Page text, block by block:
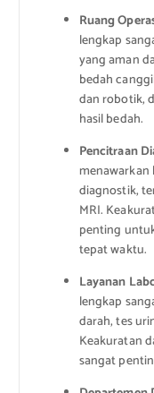
Ruang
lengkap
yang aman
bedah
dan robotik,
hasil bedah.
Pencitraan
diagnostik,
MRI.
penting
tepat waktu.
Layanan
lengkap
darah, tes
Keakuratan
sangat